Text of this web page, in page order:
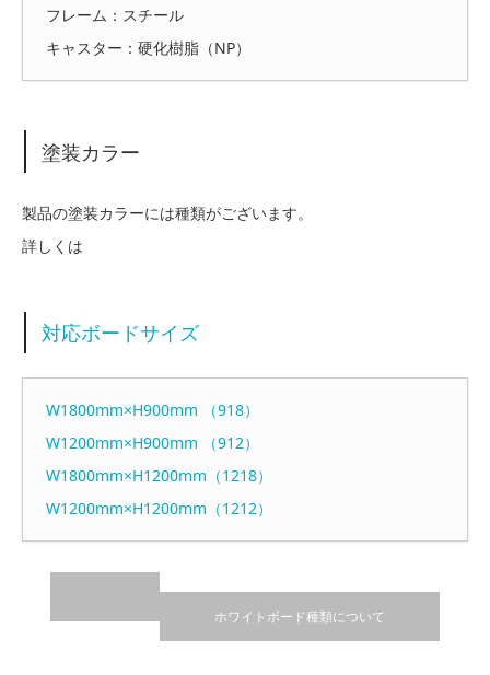
フレーム：スチール
キャスター：硬化樹脂（NP）
塗装カラー
製品の塗装カラーには種類がございます。
詳しくは
対応ボードサイズ
W1800mm×H900mm （918）
W1200mm×H900mm （912）
W1800mm×H1200mm（1218）
W1200mm×H1200mm（1212）
ホワイトボード種類について